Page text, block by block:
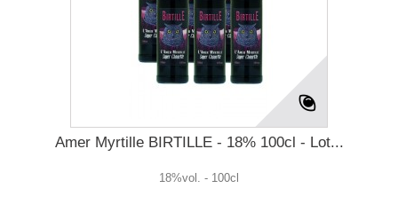
Amer Myrtille BIRTILLE - 18% 100cl - Lot...
18%vol. - 100cl